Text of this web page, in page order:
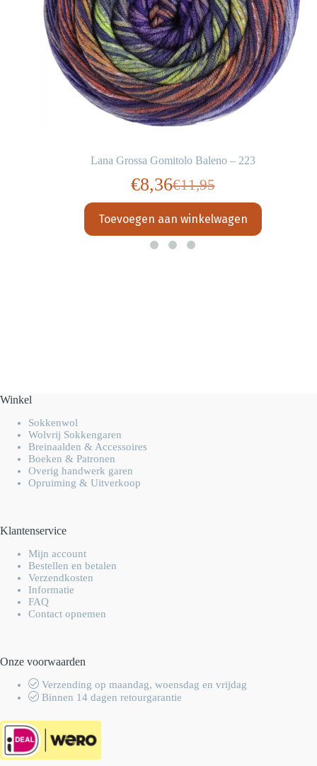
Lana Grossa Gomitolo Baleno – 223
€11,95
Oorspronkelijke
prijs
was:
€8,36Huidige
prijs
is:
Toevoegen aan winkelwagen
Winkel
Sokkenwol
Wolvrij Sokkengaren
Breinaalden & Accessoires
Boeken & Patronen
Overig handwerk garen
Opruiming & Uitverkoop
Klantenservice
Mijn account
Bestellen en betalen
Verzendkosten
Informatie
FAQ
Contact opnemen
Onze voorwaarden
Verzending op maandag, woensdag en vrijdag
Binnen 14 dagen retourgarantie